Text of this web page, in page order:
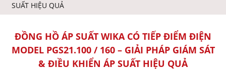
SUẤT HIỆU QUẢ
ĐỒNG HỒ ÁP SUẤT WIKA CÓ TIẾP ĐIỂM ĐIỆN
MODEL PGS21.100 / 160 – GIẢI PHÁP GIÁM SÁT
& ĐIỀU KHIỂN ÁP SUẤT HIỆU QUẢ